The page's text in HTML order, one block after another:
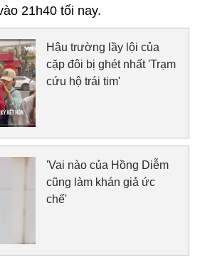
21h40 tối nay.
Hậu trường lầy lội của
cặp đôi bị ghét nhất 'Trạm
cứu hộ trái tim'
'Vai nào của Hồng Diễm
cũng làm khán giả ức
chế'